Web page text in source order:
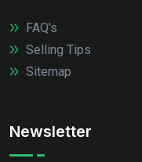
FAQ's
Selling Tips
Sitemap
Newsletter